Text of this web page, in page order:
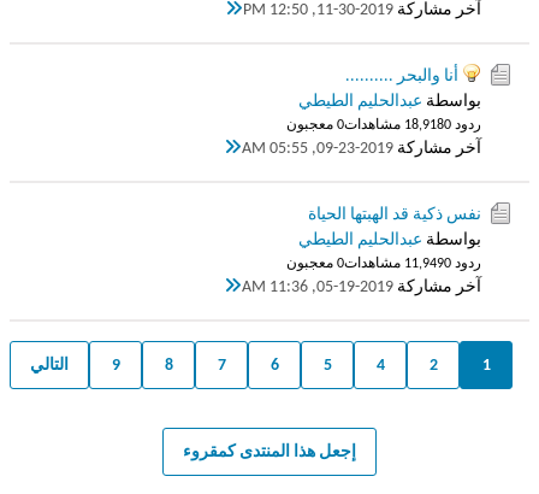
آخر مشاركة 11-30-2019, 12:50 PM
أنا والبحر ..........
بواسطة عبدالحليم الطيطي
ردود 0 18,918 مشاهدات 0 معجبون
آخر مشاركة 09-23-2019, 05:55 AM
نفس ذكية قد الهبتها الحياة
بواسطة عبدالحليم الطيطي
ردود 0 11,949 مشاهدات 0 معجبون
آخر مشاركة 05-19-2019, 11:36 AM
1
2
4
5
6
7
8
9 التالي
إجعل هذا المنتدى كمقروء